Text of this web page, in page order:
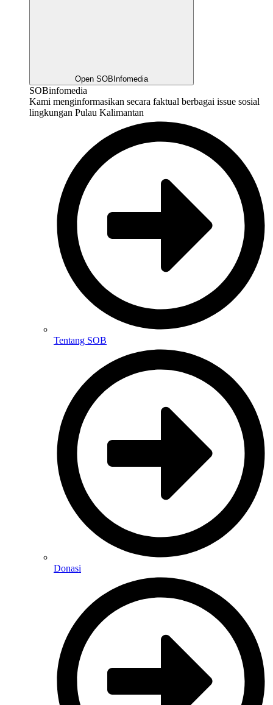
Open SOBInfomedia
SOBinfomedia
Kami menginformasikan secara faktual berbagai issue sosial
lingkungan Pulau Kalimantan
Tentang SOB
Donasi